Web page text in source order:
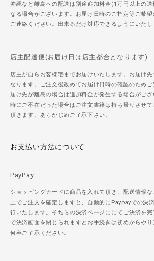
沖縄など離島への配送は別途追加料金(1万円以上の
なる場合がございます。お届け日時のご指定等ご希
ご連絡ください。出来るだけ対応できるようにいたし
店主配達便(お届け日は店主都合となります)
店主が自らお客様宅までお届けいたします。お届け
なります。ご注文後改めてお届け日時の確認のため
届け先が離島の場合は追加料金が発生する場合がご
時にご不在だった場合はご注文書籍は持ち帰りさせ
頂きます。あらかじめご了承下さい。
お支払い方法について
PayPay
ショッピングカードに商品を入れて頂き、配送情報
上でご注文を確定しますと、自動的にPaypayでの決
行いたします。そちらの決済ページににてご決済を
で決済画面を閉じられますとお手続きは初めからやり
何卒ご了承ください。